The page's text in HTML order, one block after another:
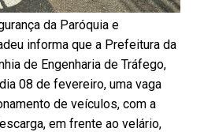
da Paróquia e
informa que a Prefeitura da
de Engenharia de Tráfego,
08 de fevereiro, uma vaga
de veículos, com a
em frente ao velário,